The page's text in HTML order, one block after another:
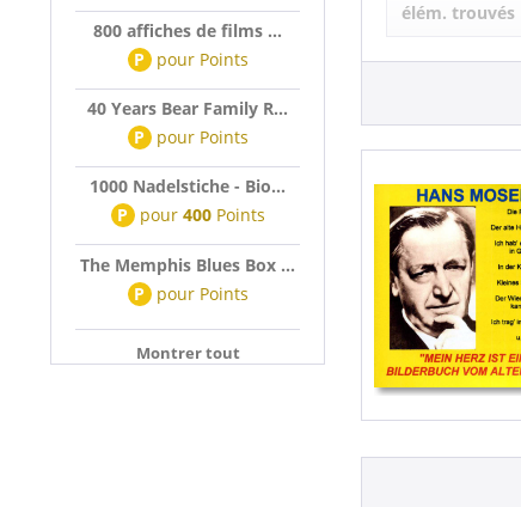
800 affiches de films ...
P pour Points
40 Years Bear Family R...
P pour Points
1000 Nadelstiche - Bio...
P pour 400Points
The Memphis Blues Box ...
P pour Points
Montrer tout
élém. trouvés